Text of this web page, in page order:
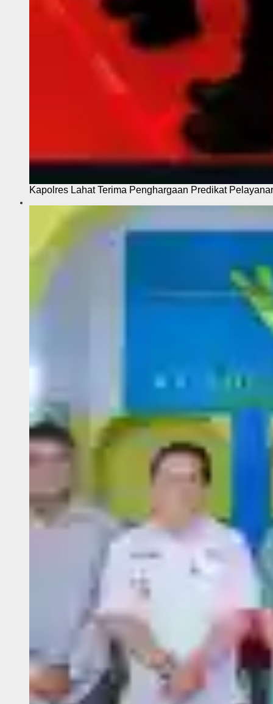
Kapolres Lahat Terima Penghargaan Predikat